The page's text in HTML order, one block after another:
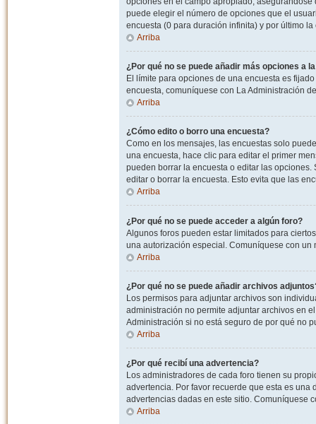
puede elegir el número de opciones que el
encuesta (0 para duración infinita) y por último
Arriba
¿Por qué no se puede añadir más opciones a
El límite para opciones de una encuesta es
encuesta, comuníquese con La Administración
Arriba
¿Cómo edito o borro una encuesta?
Como en los mensajes, las encuestas solo
una encuesta, hace clic para editar el primer
pueden borrar la encuesta o editar las
editar o borrar la encuesta. Esto evita que las
Arriba
¿Por qué no se puede acceder a algún foro?
Algunos foros pueden estar limitados para
una autorización especial. Comuníquese con
Arriba
¿Por qué no se puede añadir archivos
Los permisos para adjuntar archivos son
administración no permite adjuntar archivos en
Administración si no está seguro de por qué no
Arriba
¿Por qué recibí una advertencia?
Los administradores de cada foro tienen su
advertencia. Por favor recuerde que esta es
advertencias dadas en este sitio. Comuníquese
Arriba